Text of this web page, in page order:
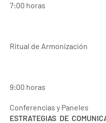
7:00 horas
Ritual de Armonización
9:00 horas
Conferencias y Paneles
ESTRATEGIAS DE